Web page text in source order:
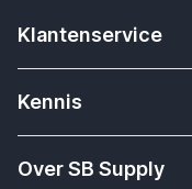
Klantenservice
Contact
Verzending & bezorging
Kennis
Apple Watch bandjes
Over SB Supply